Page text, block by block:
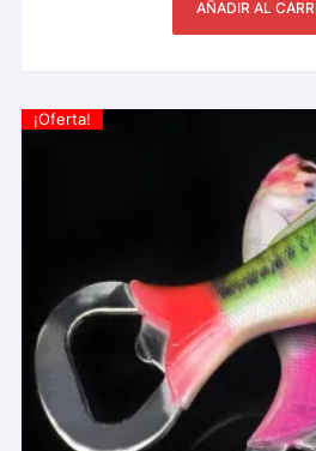
AÑADIR AL
¡Oferta!